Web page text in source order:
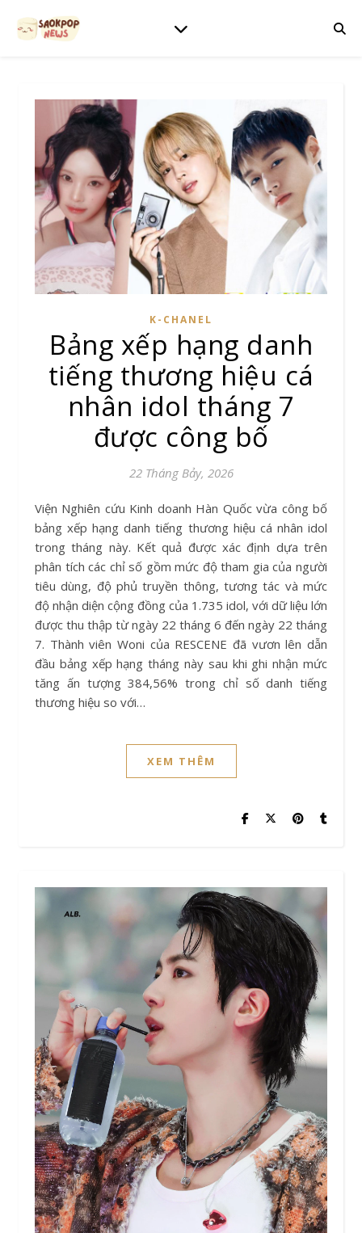
K-CHANEL
Bảng xếp hạng danh
tiếng thương hiệu cá
nhân idol tháng 7
được công bố
22 Tháng Bảy, 2026
Viện Nghiên cứu Kinh doanh Hàn Quốc vừa công bố
bảng xếp hạng danh tiếng thương hiệu cá nhân idol
trong tháng này. Kết quả được xác định dựa trên
phân tích các chỉ số gồm mức độ tham gia của người
tiêu dùng, độ phủ truyền thông, tương tác và mức
độ nhận diện cộng đồng của 1.735 idol, với dữ liệu lớn
được thu thập từ ngày 22 tháng 6 đến ngày 22 tháng
7. Thành viên Woni của RESCENE đã vươn lên dẫn
đầu bảng xếp hạng tháng này sau khi ghi nhận mức
tăng ấn tượng 384,56% trong chỉ số danh tiếng
thương hiệu so với…
XEM THÊM